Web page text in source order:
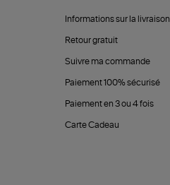
Informations sur la livraison
Retour gratuit
Suivre ma commande
Paiement 100% sécurisé
Paiement en 3 ou 4 fois
Carte Cadeau